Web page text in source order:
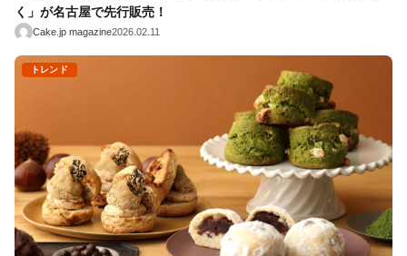
く」が名古屋で先行販売！
Cake.jp magazine2026.02.11
トレンド